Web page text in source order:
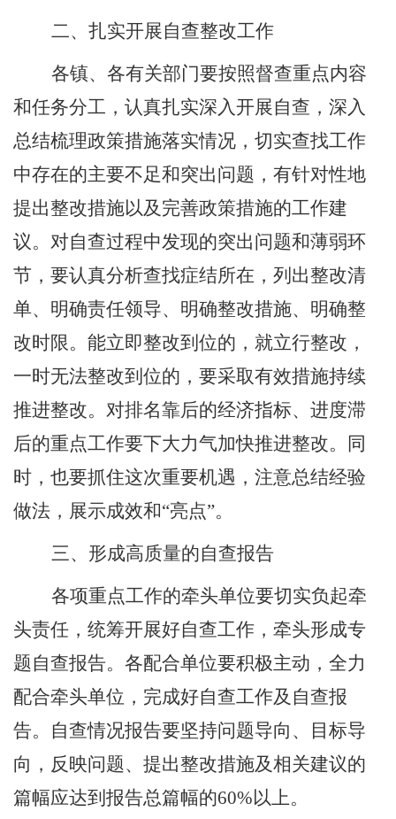
二、扎实开展自查整改工作
各镇、各有关部门要按照督查重点内容
和任务分工，认真扎实深入开展自查，深入
总结梳理政策措施落实情况，切实查找工作
中存在的主要不足和突出问题，有针对性地
提出整改措施以及完善政策措施的工作建
议。对自查过程中发现的突出问题和薄弱环
节，要认真分析查找症结所在，列出整改清
单、明确责任领导、明确整改措施、明确整
改时限。能立即整改到位的，就立行整改，
一时无法整改到位的，要采取有效措施持续
推进整改。对排名靠后的经济指标、进度滞
后的重点工作要下大力气加快推进整改。同
时，也要抓住这次重要机遇，注意总结经验
做法，展示成效和“亮点”。
三、形成高质量的自查报告
各项重点工作的牵头单位要切实负起牵
头责任，统筹开展好自查工作，牵头形成专
题自查报告。各配合单位要积极主动，全力
配合牵头单位，完成好自查工作及自查报
告。自查情况报告要坚持问题导向、目标导
向，反映问题、提出整改措施及相关建议的
篇幅应达到报告总篇幅的60%以上。